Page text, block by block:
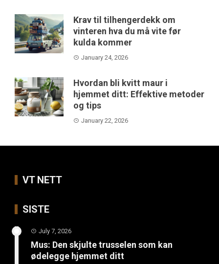
Krav til tilhengerdekk om
vinteren hva du må vite før
kulda kommer
January 24, 2026
Hvordan bli kvitt maur i
hjemmet ditt: Effektive metoder
og tips
January 22, 2026
VT NETT
SISTE
July 7, 2026
Mus: Den skjulte trusselen som kan
ødelegge hjemmet ditt